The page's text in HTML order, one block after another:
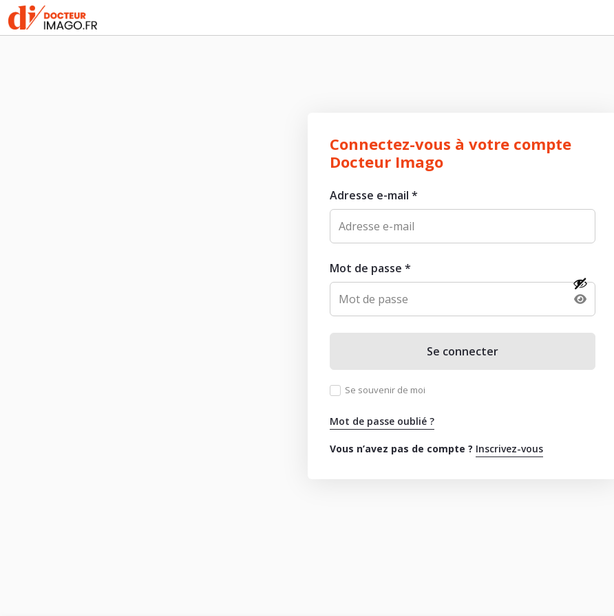
Connectez-vous à votre compte
Docteur Imago
Adresse e-mail *
Mot de passe *
Se connecter
Se souvenir de moi
Mot de passe oublié ?
Vous n’avez pas de compte ? Inscrivez-vous